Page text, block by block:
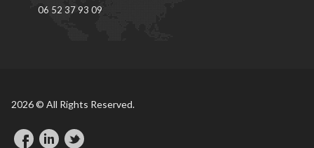
06 52 37 93 09
2026 © All Rights Reserved.